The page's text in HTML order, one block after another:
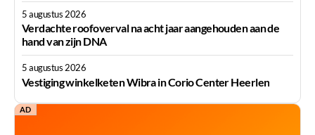
5 augustus 2026
Verdachte roofoverval na acht jaar aangehouden aan de
hand van zijn DNA
5 augustus 2026
Vestiging winkelketen Wibra in Corio Center Heerlen
AD